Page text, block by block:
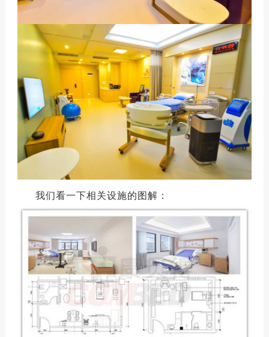
我们看一下相关设施的图解：